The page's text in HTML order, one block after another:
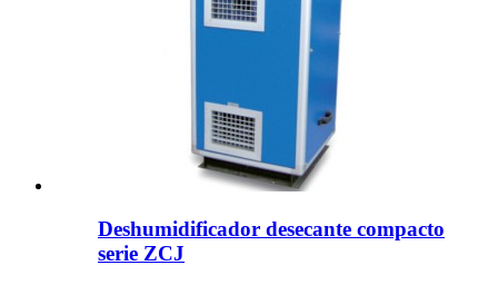
Deshumidificador desecante compacto
serie ZCJ